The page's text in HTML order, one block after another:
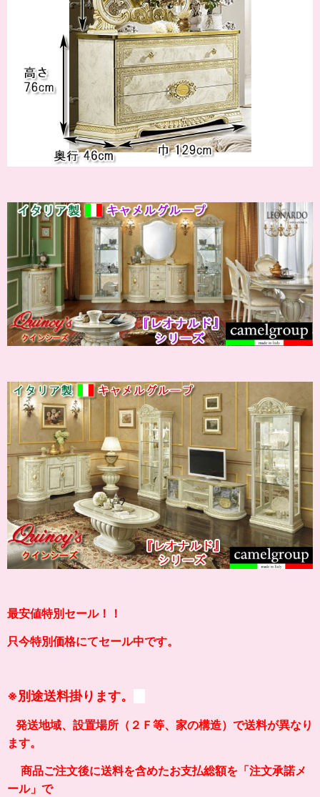
最安値特別セール！！
只今特別価格にてセール中です。
※別途送料掛ります。
発送地域、設置場所（２Ｆ等、家の構造） で送料が異なり
ます。
商品ご注文後に送料を含めたお支払総額を「注文承諾メ
ール」で